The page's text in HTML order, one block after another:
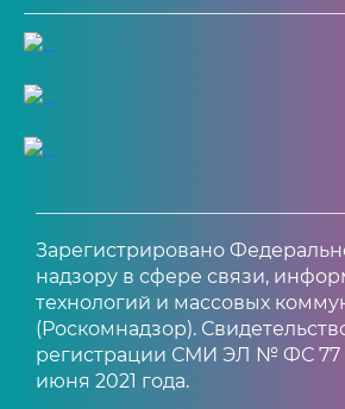
Зарегистрировано
надзору в сфере связи,
технологий и массовых
(Роскомнадзор).
регистрации СМИ ЭЛ № ФС 77
июня 2021 года.